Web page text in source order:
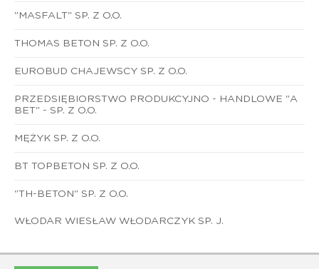
"MASFALT" SP. Z O.O.
THOMAS BETON SP. Z O.O.
EUROBUD CHAJEWSCY SP. Z O.O.
PRZEDSIĘBIORSTWO PRODUKCYJNO - HANDLOWE "A
BET" - SP. Z O.O.
MĘŻYK SP. Z O.O.
BT TOPBETON SP. Z O.O.
"TH-BETON" SP. Z O.O.
WŁODAR WIESŁAW WŁODARCZYK SP. J.